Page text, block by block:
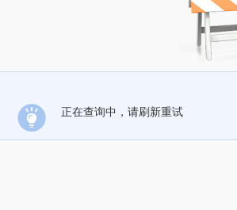
正在查询中，请刷新重试